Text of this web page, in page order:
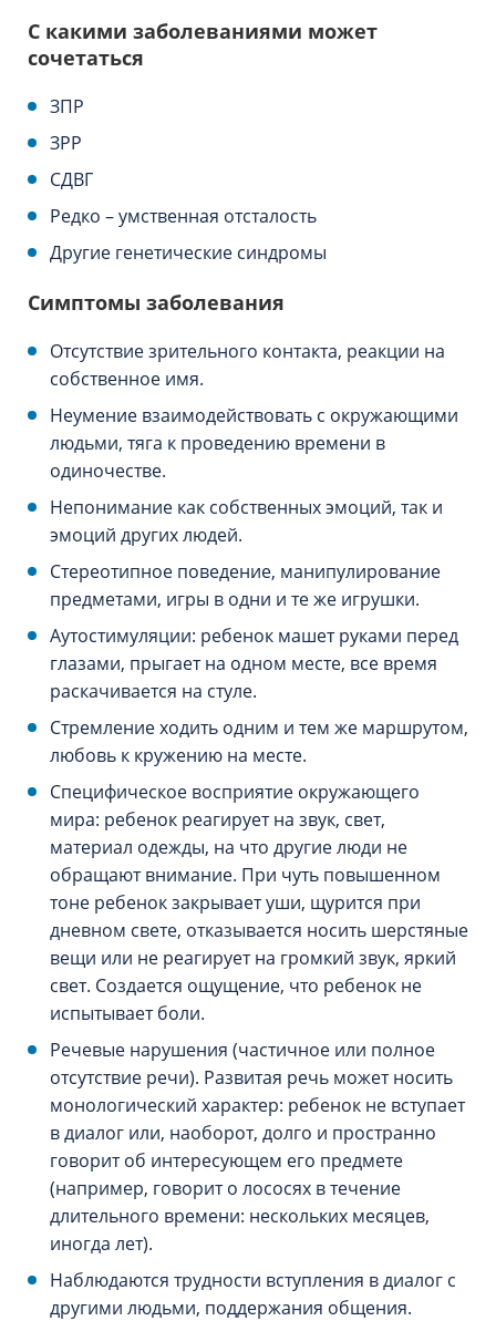
С какими заболеваниями может
сочетаться
ЗПР
ЗРР
СДВГ
Редко – умственная отсталость
Другие генетические синдромы
Симптомы заболевания
Отсутствие зрительного контакта, реакции на
собственное имя.
Неумение взаимодействовать с окружающими
людьми, тяга к проведению времени в
одиночестве.
Непонимание как собственных эмоций, так и
эмоций других людей.
Стереотипное поведение, манипулирование
предметами, игры в одни и те же игрушки.
Аутостимуляции: ребенок машет руками перед
глазами, прыгает на одном месте, все время
раскачивается на стуле.
Стремление ходить одним и тем же маршрутом,
любовь к кружению на месте.
Специфическое восприятие окружающего
мира: ребенок реагирует на звук, свет,
материал одежды, на что другие люди не
обращают внимание. При чуть повышенном
тоне ребенок закрывает уши, щурится при
дневном свете, отказывается носить шерстяные
вещи или не реагирует на громкий звук, яркий
свет. Создается ощущение, что ребенок не
испытывает боли.
Речевые нарушения (частичное или полное
отсутствие речи). Развитая речь может носить
монологический характер: ребенок не вступает
в диалог или, наоборот, долго и пространно
говорит об интересующем его предмете
(например, говорит о лососях в течение
длительного времени: нескольких месяцев,
иногда лет).
Наблюдаются трудности вступления в диалог с
другими людьми, поддержания общения.